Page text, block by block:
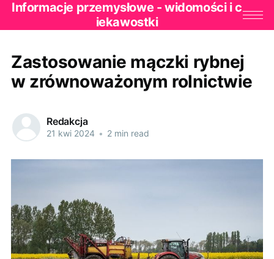
Informacje przemysłowe - widomości i c
iekawostki
Zastosowanie mączki rybnej
w zrównoważonym rolnictwie
Redakcja
21 kwi 2024 • 2 min read